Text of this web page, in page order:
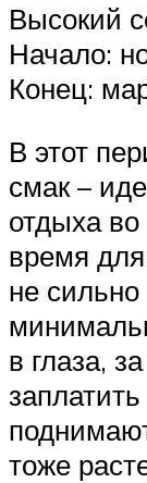
Высокий
Начало:
Конец:
В этот
смак –
отдыха
время
не
в глаза,
тоже